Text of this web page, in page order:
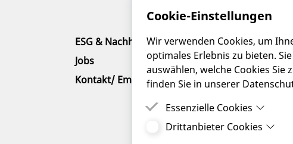
Cookie-Einstellungen
Wir verwenden Cookies, um
optimales Erlebnis zu bieten.
auswählen, welche Cookies Sie
finden Sie in unserer
Essenzielle Cookies
Essenzielle Cookies sind
Drittanbieter Cookies
ESG & Nachhaltigkeit
Jobs
Kontakt/ Empfehlung
Impressum
and powered by